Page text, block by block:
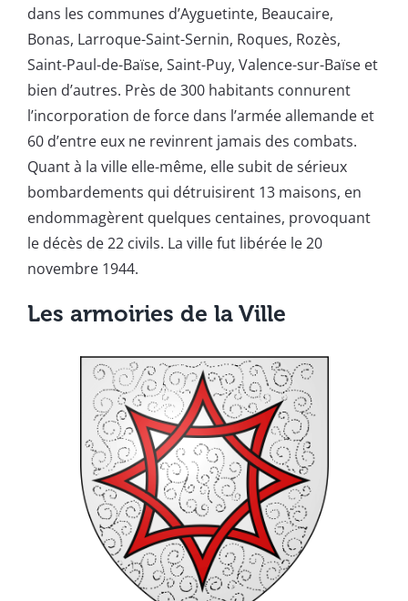
dans les communes d’Ayguetinte, Beaucaire,
Bonas, Larroque-Saint-Sernin, Roques, Rozès,
Saint-Paul-de-Baïse, Saint-Puy, Valence-sur-Baïse et
bien d’autres. Près de 300 habitants connurent
l’incorporation de force dans l’armée allemande et
60 d’entre eux ne revinrent jamais des combats.
Quant à la ville elle-même, elle subit de sérieux
bombardements qui détruisirent 13 maisons, en
endommagèrent quelques centaines, provoquant
le décès de 22 civils. La ville fut libérée le 20
novembre 1944.
Les armoiries de la Ville